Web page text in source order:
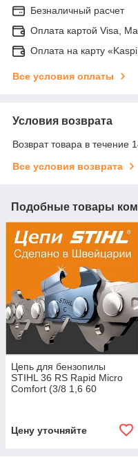
Безналичный расчет
Оплата картой Visa,
Оплата на карту
Все условия оплаты
Условия возврата
Возврат товара в течение
Все условия возврата
Подобные товары
Цепь для бензопилы
STIHL 36 RS Rapid Micro
Comfort (3/8 1,6 60
Цену уточняйте